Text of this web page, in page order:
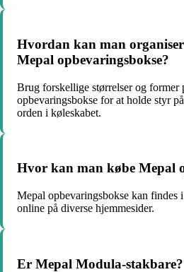
Hvordan kan man
Mepal opbevaringsbokse?
Brug forskellige størrelser og former
opbevaringsbokse for at holde styr
orden i køleskabet.
Hvor kan man købe Mepal
Mepal opbevaringsbokse kan findes
online på diverse hjemmesider.
Er Mepal Modula-stakbare?